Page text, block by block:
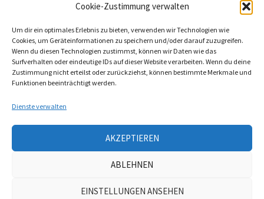
Cookie-Zustimmung verwalten
Um dir ein optimales Erlebnis zu bieten, verwenden wir Technologien wie
Cookies, um Geräteinformationen zu speichern und/oder darauf zuzugreifen.
Wenn du diesen Technologien zustimmst, können wir Daten wie das
Surfverhalten oder eindeutige IDs auf dieser Website verarbeiten. Wenn du deine
Zustimmung nicht erteilst oder zurückziehst, können bestimmte Merkmale und
Funktionen beeinträchtigt werden.
Dienste verwalten
AKZEPTIEREN
ABLEHNEN
EINSTELLUNGEN ANSEHEN